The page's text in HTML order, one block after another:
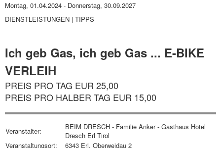
Montag, 01.04.2024 - Donnerstag, 30.09.2027
DIENSTLEISTUNGEN | TIPPS
Ich geb Gas, ich geb Gas ... E-BIKE
VERLEIH
PREIS PRO TAG EUR 25,00
PREIS PRO HALBER TAG EUR 15,00
Veranstalter:
BEIM DRESCH - Familie Anker - Gasthaus Hotel
Dresch Erl Tirol
Veranstaltungsort:
6343 Erl, Oberweidau 2